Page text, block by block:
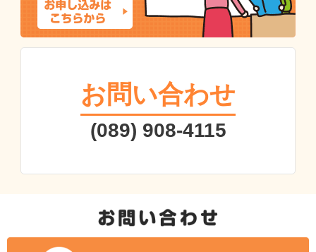
お問い合わせ
(089) 908-4115